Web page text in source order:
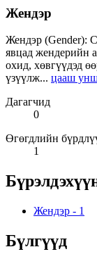
Жендэр
Жендэр (Gender):
явцад жендерийн
охид, хөвгүүдэд
үзүүлж... цааш
Дагагчид
0
Өгөгдлийн
1
Жендэр - 1
Бүлгүүд